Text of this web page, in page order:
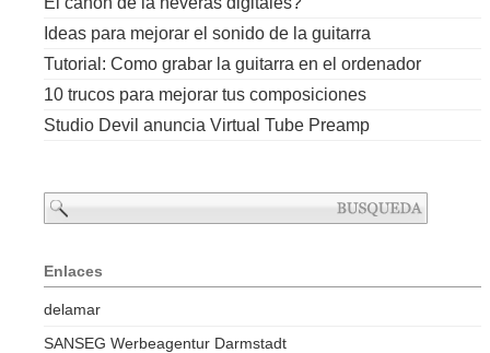
Ideas para mejorar el sonido de la guitarra
Tutorial: Como grabar la guitarra en el ordenador
10 trucos para mejorar tus composiciones
Studio Devil anuncia Virtual Tube Preamp
Enlaces
delamar
SANSEG Werbeagentur Darmstadt